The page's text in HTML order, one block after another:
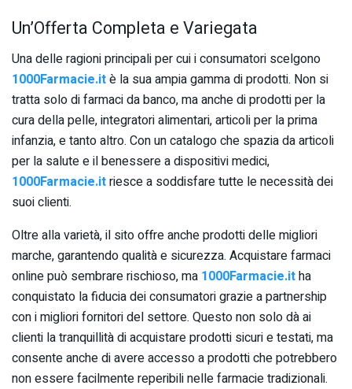
Un’Offerta Completa e Variegata
Una delle ragioni principali per cui i consumatori scelgono
1000Farmacie.itè la sua ampia gamma di prodotti. Non si
tratta solo di farmaci da banco, ma anche di prodotti per la
cura della pelle, integratori alimentari, articoli per la prima
infanzia, e tanto altro. Con un catalogo che spazia da articoli
per la salute e il benessere a dispositivi medici,
1000Farmacie.itriesce a soddisfare tutte le necessità dei
suoi clienti.
Oltre alla varietà, il sito offre anche prodotti delle migliori
marche, garantendo qualità e sicurezza. Acquistare farmaci
online può sembrare rischioso, ma 1000Farmacie.itha
conquistato la fiducia dei consumatori grazie a partnership
con i migliori fornitori del settore. Questo non solo dà ai
clienti la tranquillità di acquistare prodotti sicuri e testati, ma
consente anche di avere accesso a prodotti che potrebbero
non essere facilmente reperibili nelle farmacie tradizionali.